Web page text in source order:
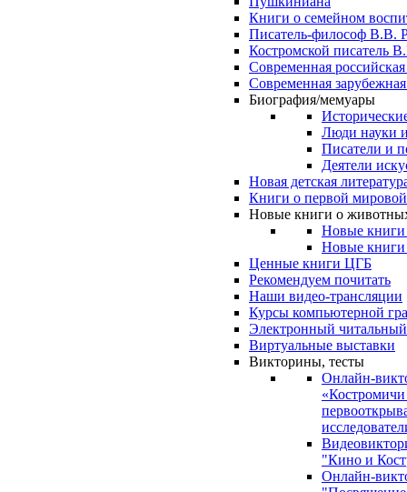
Книги о семейном
Писатель-философ В.В.
Костромской писатель
Современная российская
Современная
Биография/мемуары
Люди науки
Писатели и
Деятели
Новая детская
Книги о первой
Новые книги о
Новые книги
Новые книги
Ценные книги ЦГБ
Рекомендуем почитать
Наши видео-трансляции
Курсы компьютерной
Электронный читальный
Виртуальные выставки
Викторины, тесты
Онлайн-
"Кино и
Онлайн-